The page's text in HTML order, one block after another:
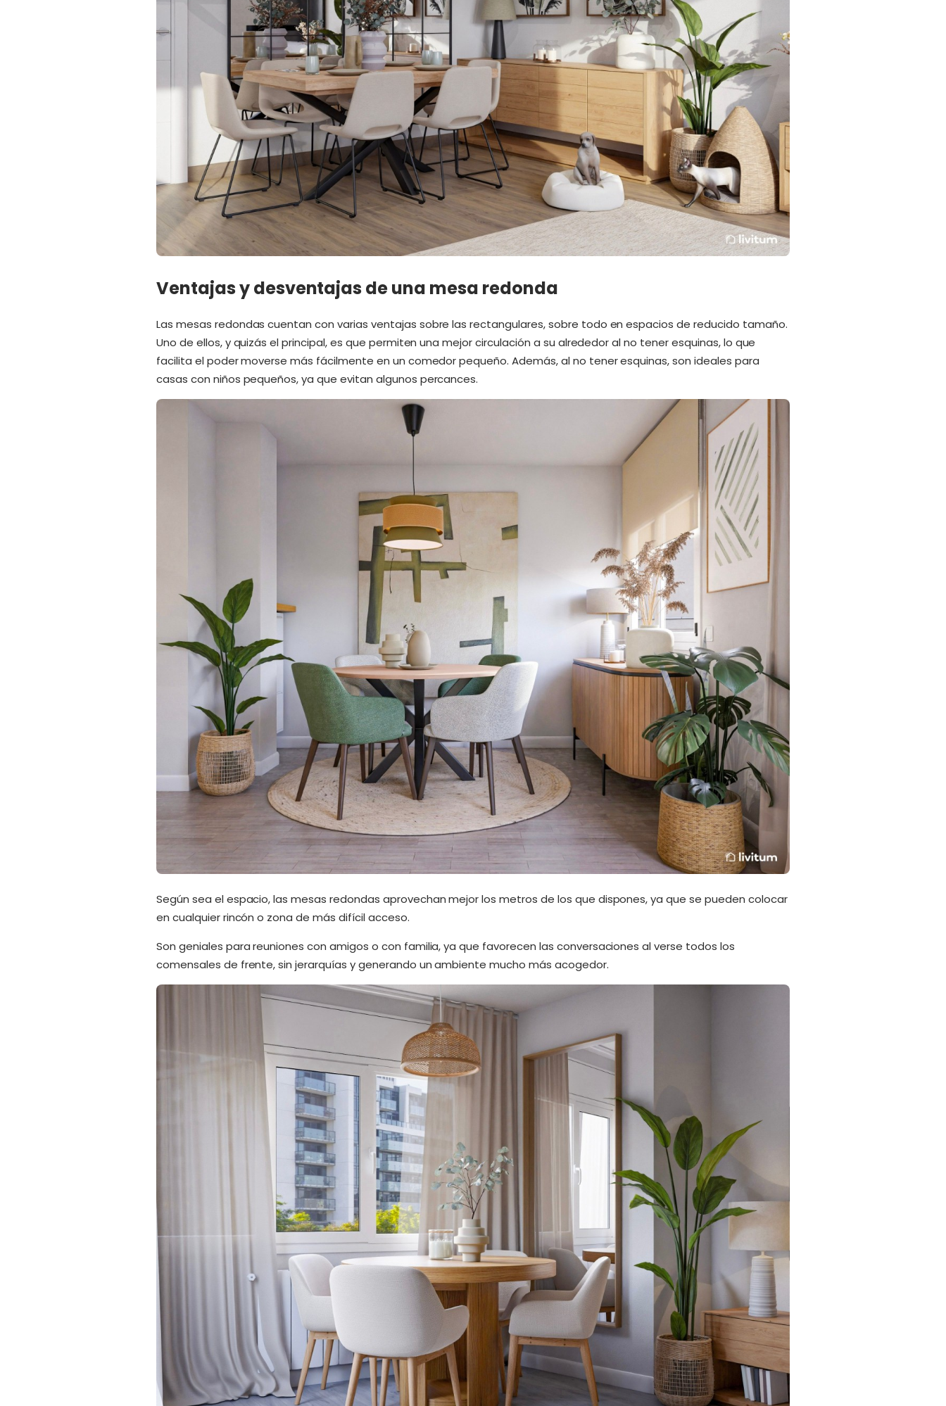
Ventajas y desventajas de una mesa redonda
Las mesas redondas cuentan con varias ventajas sobre las rectangulares, sobre todo en espacios de reducido tamaño.
Uno de ellos, y quizás el principal, es que permiten una mejor circulación a su alrededor al no tener esquinas, lo que
facilita el poder moverse más fácilmente en un comedor pequeño. Además, al no tener esquinas, son ideales para
casas con niños pequeños, ya que evitan algunos percances.
Según sea el espacio, las mesas redondas aprovechan mejor los metros de los que dispones, ya que se pueden colocar
en cualquier rincón o zona de más difícil acceso.
Son geniales para reuniones con amigos o con familia, ya que favorecen las conversaciones al verse todos los
comensales de frente, sin jerarquías y generando un ambiente mucho más acogedor.